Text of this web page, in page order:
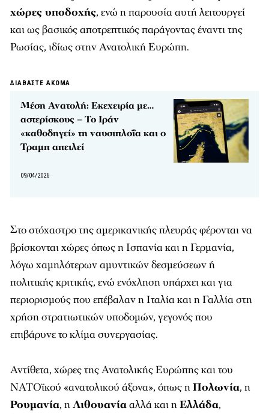
χώρες υποδοχής, ενώ η παρουσία αυτή λειτουργεί
και ως βασικός αποτρεπτικός παράγοντας έναντι της
Ρωσίας, ιδίως στην Ανατολική Ευρώπη.
ΔΙΑΒΑΣΤΕ ΑΚΟΜΑ
Μέση Ανατολή: Εκεχειρία με…
αστερίσκους – Το Ιράν
«καθοδηγεί» τη ναυσιπλοΐα και ο
Τραμπ απειλεί
09/04/2026
Στο στόχαστρο της αμερικανικής πλευράς φέρονται να
βρίσκονται χώρες όπως η Ισπανία και η Γερμανία,
λόγω χαμηλότερων αμυντικών δεσμεύσεων ή
πολιτικής κριτικής, ενώ ενόχληση υπάρχει και για
περιορισμούς που επέβαλαν η Ιταλία και η Γαλλία στη
χρήση στρατιωτικών υποδομών, γεγονός που
επιβάρυνε το κλίμα συνεργασίας.
Αντίθετα, χώρες της Ανατολικής Ευρώπης και του
ΝΑΤΟϊκού «ανατολικού άξονα», όπως ηΠολωνία, η
Ρουμανία, ηΛιθουανίααλλά και ηΕλλάδα,